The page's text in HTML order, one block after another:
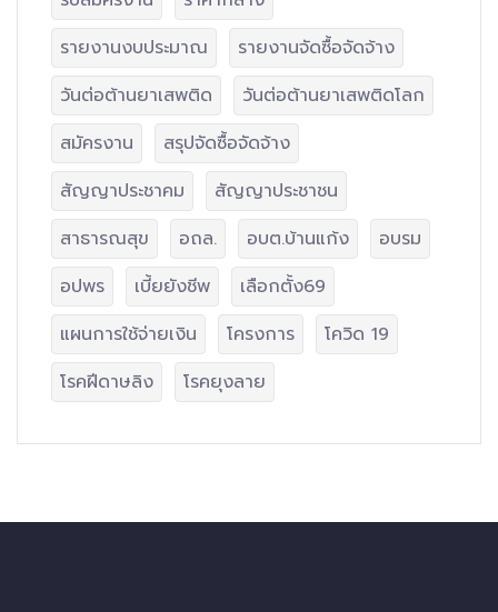
รายงานงบประมาณ
รายงานจัดซื้อจัดจ้าง
วันต่อต้านยาเสพติด
วันต่อต้านยาเสพติดโลก
สมัครงาน
สรุปจัดซื้อจัดจ้าง
สัญญาประชาคม
สัญญาประชาชน
สาธารณสุข
อถล. อบต.บ้านแก้ง
อบรม
อปพร
เบี้ยยังชีพ
เลือกตั้ง69
แผนการใช้จ่ายเงิน
โครงการ
โควิด 19
โรคฝีดาษลิง
โรคยุงลาย